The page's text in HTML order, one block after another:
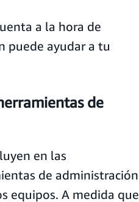
a la hora de
puede ayudar a tu
de
en las
de administración
equipos. A medida que